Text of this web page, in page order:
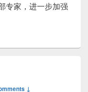
专家，进一步加强
↓